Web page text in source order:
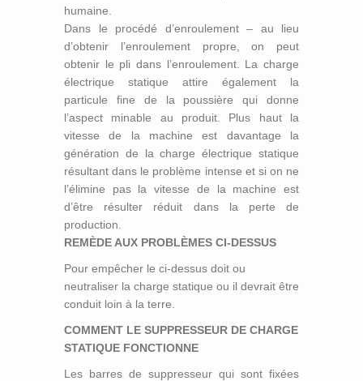
humaine.
Dans le procédé d’enroulement – au lieu
d’obtenir l’enroulement propre, on peut
obtenir le pli dans l’enroulement. La charge
électrique statique attire également la
particule fine de la poussière qui donne
l’aspect minable au produit. Plus haut la
vitesse de la machine est davantage la
génération de la charge électrique statique
résultant dans le problème intense et si on ne
l’élimine pas la vitesse de la machine est
d’être résulter réduit dans la perte de
production.
REMÈDE AUX PROBLÈMES CI-DESSUS
Pour empêcher le ci-dessus doit ou
neutraliser la charge statique ou il devrait être
conduit loin à la terre.
COMMENT LE SUPPRESSEUR DE CHARGE
STATIQUE FONCTIONNE
Les barres de suppresseur qui sont fixées